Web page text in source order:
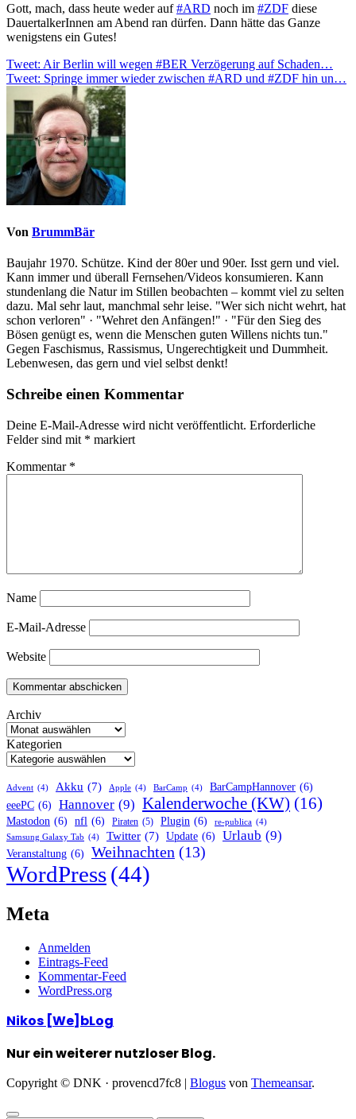
Gott, mach, dass heute weder auf#ARD noch im #ZDF diese
DauertalkerInnen am Abend ran dürfen. Dann hätte das Ganze
wenigstens ein Gutes!
Beitragsnavigation
Tweet: Air Berlin will wegen #BER Verzögerung auf Schaden…
Tweet: Springe immer wieder zwischen #ARD und #ZDF hin un…
Von BrummBär
Baujahr 1970. Schütze. Kind der 80er und 90er. Isst gern und viel.
Kann immer und überall Fernsehen/Videos konsumieren. Kann
stundenlang die Natur im Stillen beobachten – kommt viel zu selten
dazu. Mal sehr laut, manchmal sehr leise. "Wer sich nicht wehrt, hat
schon verloren" · "Wehret den Anfängen!" · "Für den Sieg des
Bösen genügt es, wenn die Menschen guten Willens nichts tun."
Gegen Faschismus, Rassismus, Ungerechtigkeit und Dummheit.
Lebenwesen, das gern und viel selbst denkt!
Schreibe einen Kommentar
Deine E-Mail-Adresse wird nicht veröffentlicht. Erforderliche
Felder sind mit * markiert
Kommentar *
Name
E-Mail-Adresse
Website
Archiv
Kategorien
Advent (4) Akku (7) Apple (4) BarCamp (4) BarCampHannover (6)
eeePC (6) Hannover (9) Kalenderwoche (KW) (16)
Mastodon (6) nfl (6) Piraten (5) Plugin (6) re-publica (4)
Samsung Galaxy Tab (4) Twitter (7) Update (6) Urlaub (9)
Veranstaltung (6) Weihnachten (13)
WordPress(44)
Meta
Anmelden
Eintrags-Feed
Kommentar-Feed
WordPress.org
Nikos [We]bLog
Nur ein weiterer nutzloser Blog.
Copyright © DNK · provencd7fc8 | Blogus von Themeansar.